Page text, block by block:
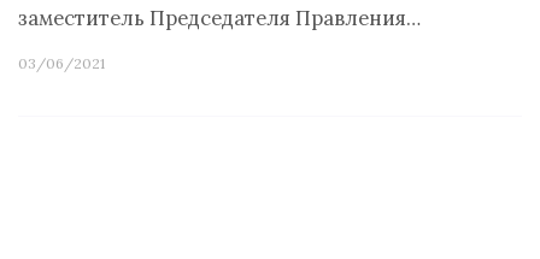
заместитель Председателя Правления…
03/06/2021